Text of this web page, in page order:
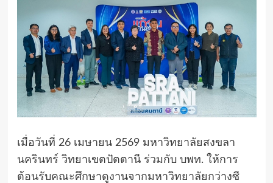
เมื่อวันที่ 26 เมษายน 2569 มหาวิทยาลัยสงขลา
นครินทร์ วิทยาเขตปัตตานี ร่วมกับ บพท. ให้การ
ต้อนรับคณะศึกษาดูงานจากมหาวิทยาลัยกว่างซี